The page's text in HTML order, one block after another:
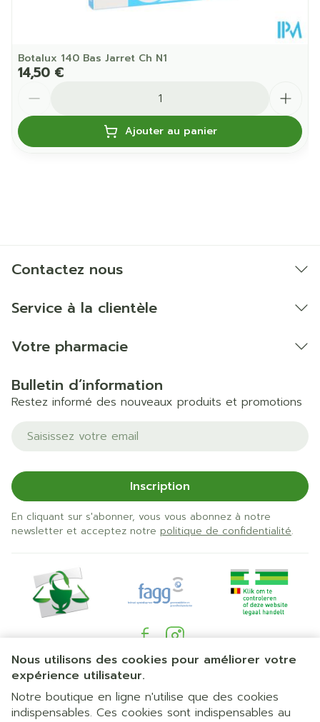
Nous utilisons des cookies pour améliorer votre
expérience utilisateur.
Notre boutique en ligne n'utilise que des cookies
indispensables. Ces cookies sont indispensables au
Botalux 140 Bas Jarret Ch N1
14,50 €
Ajouter au panier
Contactez nous
Service à la clientèle
Votre pharmacie
Bulletin d’information
Restez informé des nouveaux produits et promotions
Adresse mail
Inscription
En cliquant sur s'abonner, vous vous abonnez à notre
newsletter et acceptez notre politique de confidentialité.
Liens légaux